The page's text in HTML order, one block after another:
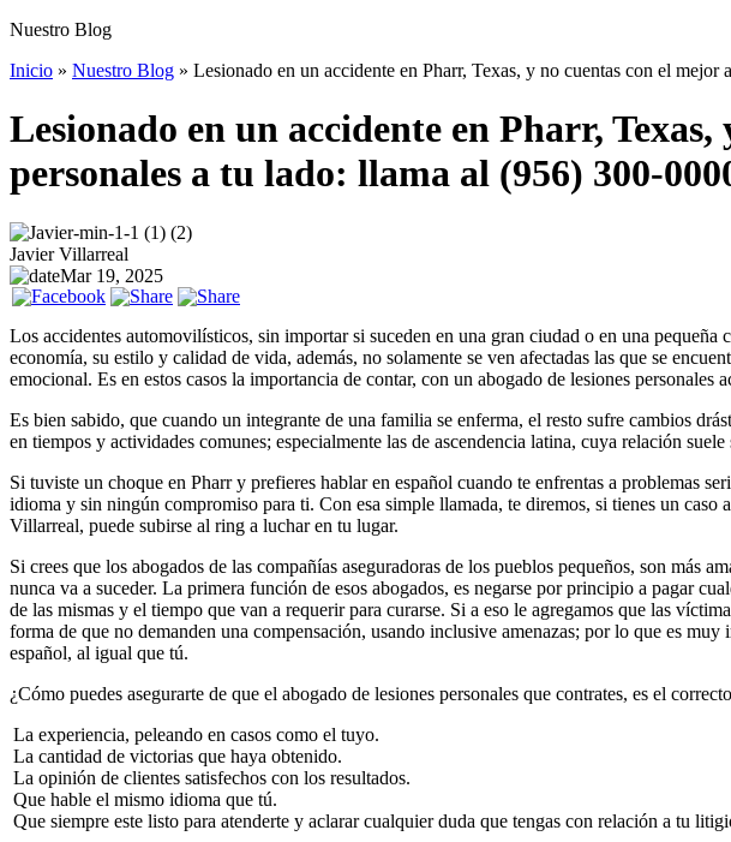
Nuestro Blog
Inicio » Nuestro Blog » Lesionado en un accidente en Pharr, Texas, y no cuentas con el
Lesionado en un accidente en Pharr,
personales a tu lado: llama al (956) 300-
Javier Villarreal
Mar 19, 2025
Los accidentes automovilísticos, sin importar si suceden en una gran ciudad o en una
economía, su estilo y calidad de vida, además, no solamente se ven afectadas las que se
emocional. Es en estos casos la importancia de contar, con un abogado de lesiones personales
Es bien sabido, que cuando un integrante de una familia se enferma, el resto sufre cambios
en tiempos y actividades comunes; especialmente las de ascendencia latina, cuya relación
Si tuviste un choque en Pharr y prefieres hablar en español cuando te enfrentas a problemas
idioma y sin ningún compromiso para ti. Con esa simple llamada, te diremos, si tienes un
Villarreal, puede subirse al ring a luchar en tu lugar.
Si crees que los abogados de las compañías aseguradoras de los pueblos pequeños, son más
nunca va a suceder. La primera función de esos abogados, es negarse por principio a pagar
de las mismas y el tiempo que van a requerir para curarse. Si a eso le agregamos que las
forma de que no demanden una compensación, usando inclusive amenazas; por lo que es
español, al igual que tú.
¿Cómo puedes asegurarte de que el abogado de lesiones personales que contrates, es el
La experiencia, peleando en casos como el tuyo.
La cantidad de victorias que haya obtenido.
La opinión de clientes satisfechos con los resultados.
Que hable el mismo idioma que tú.
Que siempre este listo para atenderte y aclarar cualquier duda que tengas con relación a tu